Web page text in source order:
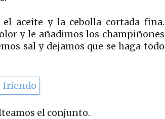
aceite y la cebolla cortada fina.
y le añadimos los champiñones
sal y dejamos que se haga todo
el conjunto.